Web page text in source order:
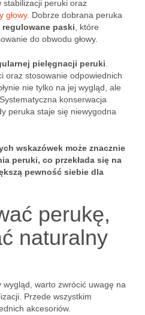
stabilizacji peruki oraz
głowy. Dobrze dobrana peruka
regulowane paski , które
do obwodu głowy.
pielęgnacji peruki
oraz stosowanie odpowiednich
nie tylko na jej wygląd, ale
konserwacja
peruka staje się niewygodna
wskazówek może znacznie
peruki, co przekłada się na
pewność siebie dla
perukę,
naturalny
warto zwrócić uwagę na
Przede wszystkim
akcesoriów.